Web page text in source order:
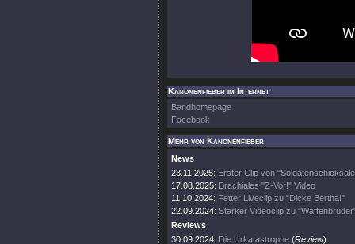
Kanonenfieber im Internet
Bandhomepage
Facebook
Mehr von Kanonenfieber
News
23.11.2025: Erster Clip von
17.08.2025: Brachiales "Z-Vor!" Video
11.10.2024: Fetter Liveclip zu "Dicke Bertha!"
22.09.2024: Starker Videoclip zu
Reviews
30.09.2024: Die Urkatastrophe (Review)